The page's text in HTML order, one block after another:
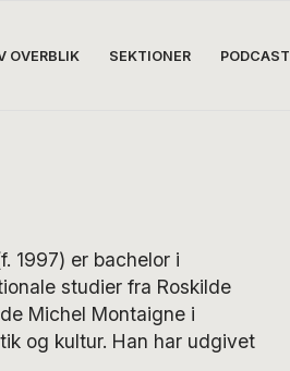
OVERBLIK SEKTIONER PODCAST
1997) er bachelor i
studier fra Roskilde
Michel Montaigne i
og kultur. Han har udgivet